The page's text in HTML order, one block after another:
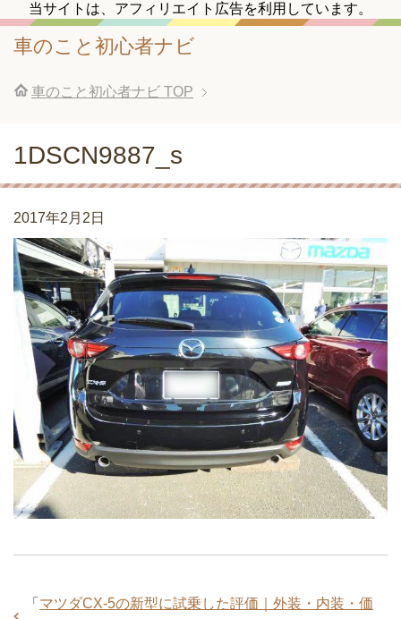
当サイトは、アフィリエイト広告を利用しています。
車のこと初心者ナビ
車のこと初心者ナビ TOP
1DSCN9887_s
2017年2月2日
「 マツダCX-5の新型に試乗した評価｜外装・内装・価